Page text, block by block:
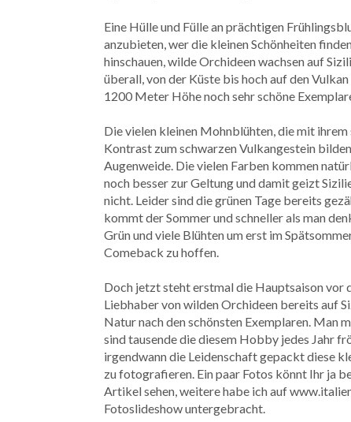
Eine Hülle und Fülle an prächtigen
anzubieten, wer die kleinen Schönheiten
hinschauen, wilde Orchideen wachsen auf
überall, von der Küste bis hoch auf den
1200 Meter Höhe noch sehr schöne
Die vielen kleinen Mohnblühten, die mit
Kontrast zum schwarzen Vulkangestein
Augenweide. Die vielen Farben kommen
noch besser zur Geltung und damit geizt
nicht. Leider sind die grünen Tage bereits
kommt der Sommer und schneller als man
Grün und viele Blühten um erst im
Comeback zu hoffen.
Doch jetzt steht erstmal die Hauptsaison vor
Liebhaber von wilden Orchideen bereits auf
Natur nach den schönsten Exemplaren. Man
sind tausende die diesem Hobby jedes Jahr
irgendwann die Leidenschaft gepackt diese
zu fotografieren. Ein paar Fotos könnt Ihr ja
Artikel sehen, weitere habe ich auf
Fotoslideshow untergebracht.